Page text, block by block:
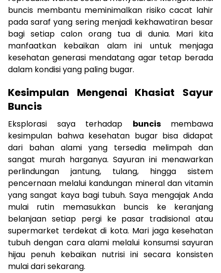
buncis membantu meminimalkan risiko cacat lahir
pada saraf yang sering menjadi kekhawatiran besar
bagi setiap calon orang tua di dunia. Mari kita
manfaatkan kebaikan alam ini untuk menjaga
kesehatan generasi mendatang agar tetap berada
dalam kondisi yang paling bugar.
Kesimpulan Mengenai Khasiat Sayur
Buncis
Eksplorasi saya terhadap buncismembawa
kesimpulan bahwa kesehatan bugar bisa didapat
dari bahan alami yang tersedia melimpah dan
sangat murah harganya. Sayuran ini menawarkan
perlindungan jantung, tulang, hingga sistem
pencernaan melalui kandungan mineral dan vitamin
yang sangat kaya bagi tubuh. Saya mengajak Anda
mulai rutin memasukkan buncis ke keranjang
belanjaan setiap pergi ke pasar tradisional atau
supermarket terdekat di kota. Mari jaga kesehatan
tubuh dengan cara alami melalui konsumsi sayuran
hijau penuh kebaikan nutrisi ini secara konsisten
mulai dari sekarang.